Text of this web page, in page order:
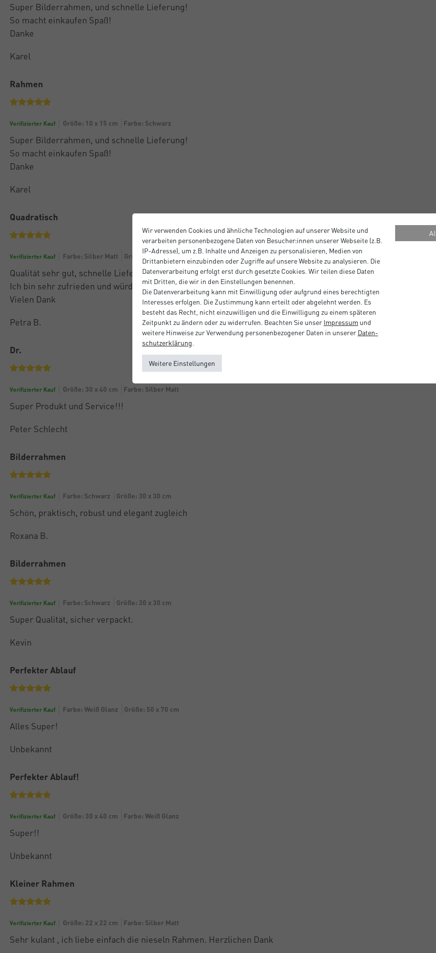
Super Bilderrahmen, und schnelle Lieferung!
So macht einkaufen Spaß!
Danke
Karel
Rahmen
Verifizierter Kauf Größe: 10 x 15 cm Farbe: Schwarz
Super Bilderrahmen, und schnelle Lieferung!
So macht einkaufen Spaß!
Danke
Karel
Quadratisch
Verifizierter Kauf Farbe: Silber Matt Größe: 30 x 30 cm
Qualität sehr gut, schnelle Lieferung und Bearbeitung des Auftrages.
Ich bin sehr zufrieden und würde wieder bei Ihnen bestellen
Vielen Dank
Petra B.
Dr.
Verifizierter Kauf Größe: 30 x 40 cm Farbe: Silber Matt
Super Produkt und Service!!!
Peter Schlecht
Bilderrahmen
Verifizierter Kauf Farbe: Schwarz Größe: 30 x 30 cm
Schön, praktisch, robust und elegant zugleich
Roxana B.
Bilderrahmen
Verifizierter Kauf Farbe: Schwarz Größe: 30 x 30 cm
Super Qualität, sicher verpackt.
Kevin
Perfekter Ablauf
Verifizierter Kauf Farbe: Weiß Glanz Größe: 50 x 70 cm
Alles Super!
Unbekannt
Perfekter Ablauf!
Verifizierter Kauf Größe: 30 x 40 cm Farbe: Weiß Glanz
Super!!
Unbekannt
Kleiner Rahmen
Verifizierter Kauf Größe: 22 x 22 cm Farbe: Silber Matt
Sehr kulant , ich liebe einfach die nieseln Rahmen. Herzlichen Dank
Wir verwenden Cookies und ähnliche Technologien auf unserer Website und
verarbeiten personenbezogene Daten von Besucher:innen unserer Webseite (z.B.
IP-Adresse), um z.B. Inhalte und Anzeigen zu personalisieren, Medien von
Drittanbietern einzubinden oder Zugriffe auf unsere Website zu analysieren. Die
Datenverarbeitung erfolgt erst durch gesetzte Cookies. Wir teilen diese Daten
mit Dritten, die wir in den Einstellungen benennen.
Die Datenverarbeitung kann mit Einwilligung oder aufgrund eines berechtigten
Interesses erfolgen. Die Zustimmung kann erteilt oder abgelehnt werden. Es
besteht das Recht, nicht einzuwilligen und die Einwilligung zu einem späteren
Zeitpunkt zu ändern oder zu widerrufen. Beachten Sie unser Impressum und
weitere Hinweise zur Verwendung personenbezogener Daten in unserer Daten­
schutz­erklärung
Weitere Einstellungen